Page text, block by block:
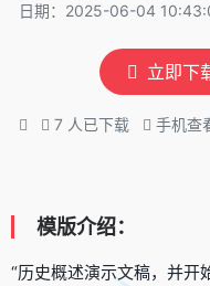
日期：2025-06-04
立即下
7 人已下载 手机查
模版介绍：
“历史概述演示文稿，并开